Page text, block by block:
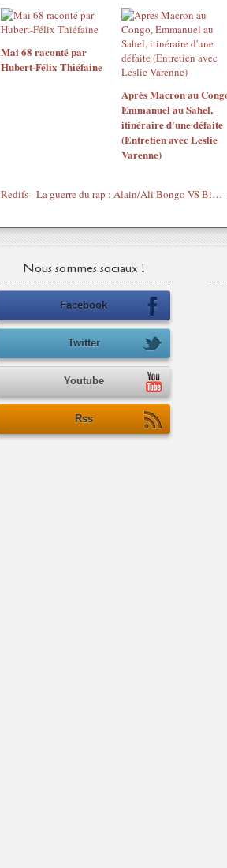
Mai 68 raconté par
Hubert-Félix Thiéfaine
Après Macron au
Emmanuel au Sahel,
itinéraire d'une défaite
(Entretien avec Leslie
Varenne)
Redifs - La guerre du rap : Alain/Ali Bongo VS Big Dadis Kane Camara
Nous sommes sociaux !
Facebook
Twitter
Youtube
Rss